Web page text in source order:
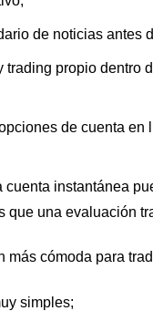
de noticias antes
trading propio dentro
de cuenta en
cuenta instantánea
que una evaluación
más cómoda para
simples;